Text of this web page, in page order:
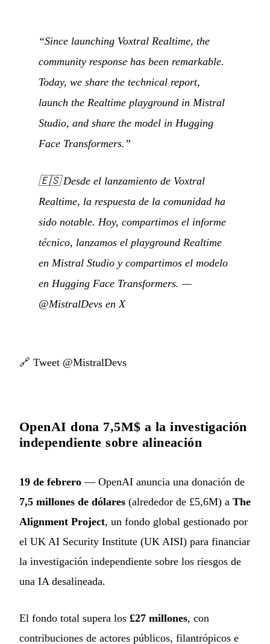
“Since launching Voxtral Realtime, the
community response has been remarkable.
Today, we share the technical report,
launch the Realtime playground in Mistral
Studio, and share the model in Hugging
Face Transformers.”
🇪🇸Desde el lanzamiento de Voxtral
Realtime, la respuesta de la comunidad ha
sido notable. Hoy, compartimos el informe
técnico, lanzamos el playground Realtime
en Mistral Studio y compartimos el modelo
en Hugging Face Transformers. —
@MistralDevs en X
🔗 Tweet @MistralDevs
OpenAI dona 7,5M$ a la investigación
independiente sobre alineación
19 de febrero — OpenAI anuncia una donación de
7,5 millones de dólares (alrededor de £5,6M) a The
Alignment Project, un fondo global gestionado por
el UK AI Security Institute (UK AISI) para financiar
la investigación independiente sobre los riesgos de
una IA desalineada.
El fondo total supera los £27 millones, con
contribuciones de actores públicos, filantrópicos e